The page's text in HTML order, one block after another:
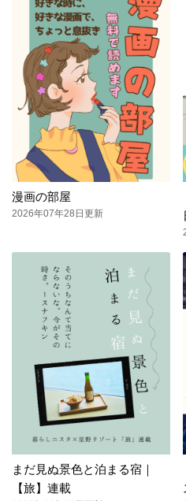
漫画の部屋
2026年07年28日更新
まだ見ぬ景色と泊まる宿｜
【旅】連載